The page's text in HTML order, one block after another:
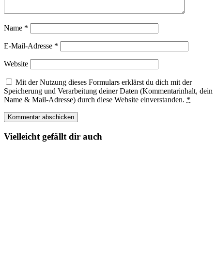
Name *
E-Mail-Adresse *
Website
Mit der Nutzung dieses Formulars erklärst du dich mit der
Speicherung und Verarbeitung deiner Daten (Kommentarinhalt, dein
Name & Mail-Adresse) durch diese Website einverstanden. *
Vielleicht gefällt dir auch